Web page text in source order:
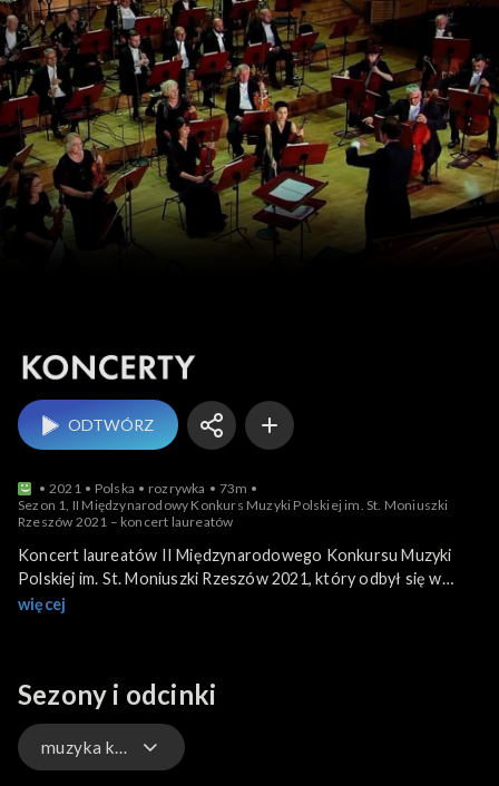
Koncerty
ODTWÓRZ
2021 Polska rozrywka
73m
Sezon 1, II Międzynarodowy Konkurs Muzyki Polskiej im. St. Moniuszki
Rzeszów 2021 – koncert laureatów
Koncert laureatów II Międzynarodowego Konkursu Muzyki
Polskiej im. St. Moniuszki Rzeszów 2021, który odbył się w
Filharmonii Podkarpackiej.
więcej
Sezony i odcinki
muzyka klasyczna